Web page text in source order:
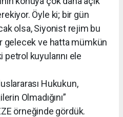
Öyle ki; bir gün
olsa, Siyonist rejim bu
gelecek ve hatta mümkün
kuyularını ele
Hukukun,
Olmadığını”
örneğinde gördük.